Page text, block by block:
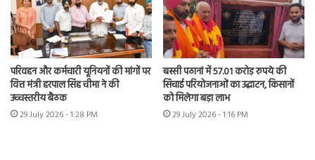
परिवहन और कर्मचारी यूनियनों की मांगों पर
वित्त मंत्री हरपाल सिंह चीमा ने की
उच्चस्तरीय बैठक
29 July 2026 - 1:28 PM
बस्सी पठानां में 57.01 करोड़ रुपये की
सिंचाई परियोजनाओं का उद्घाटन, किसानों
को मिलेगा बड़ा लाभ
29 July 2026 - 1:16 PM